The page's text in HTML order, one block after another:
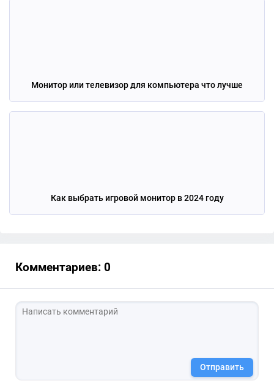
Монитор или телевизор для компьютера что лучше
Как выбрать игровой монитор в 2024 году
Комментариев: 0
Отправить